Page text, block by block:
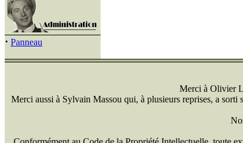
· Panneau
Merci à Olivier
Merci aussi à Sylvain Massou qui, à plusieurs reprises, a